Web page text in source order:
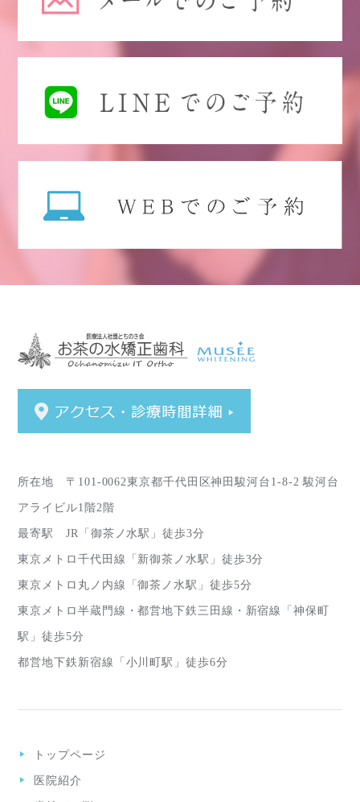
所在地 〒101-0062東京都千代田区神田駿河台1-8-2 駿河台
アライビル1階2階
最寄駅 JR「御茶ノ水駅」徒歩3分
東京メトロ千代田線「新御茶ノ水駅」徒歩3分
東京メトロ丸ノ内線「御茶ノ水駅」徒歩5分
東京メトロ半蔵門線・都営地下鉄三田線・新宿線「神保町
駅」徒歩5分
都営地下鉄新宿線「小川町駅」徒歩6分
トップページ
医院紹介